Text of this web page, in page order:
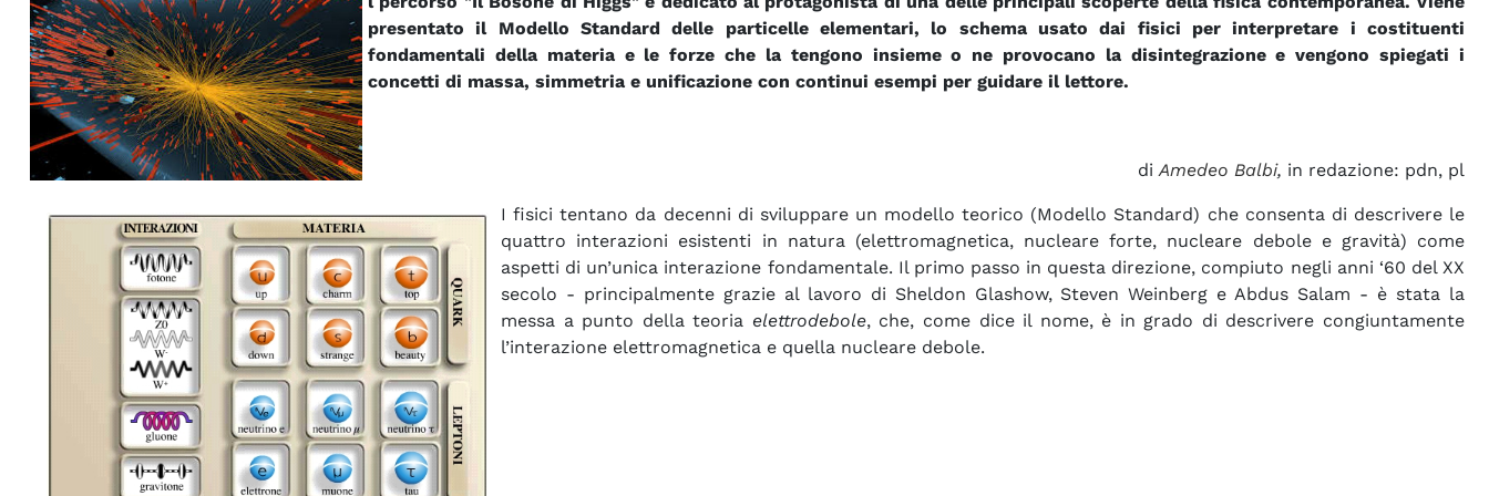
presentato il Modello Standard delle particelle elementari, lo schema usato dai fisici per interpretare i costituenti
fondamentali della materia e le forze che la tengono insieme o ne provocano la disintegrazione e vengono spiegati i
concetti di massa, simmetria e unificazione con continui esempi per guidare il lettore.
diAmedeo Balbi, in redazione: pdn, pl
I fisici tentano da decenni di sviluppare un modello teorico (Modello Standard) che consenta di descrivere le
quattro interazioni esistenti in natura (elettromagnetica, nucleare forte, nucleare debole e gravità) come
aspetti di un’unica interazione fondamentale. Il primo passo in questa direzione, compiuto negli anni ‘60 del XX
secolo - principalmente grazie al lavoro di Sheldon Glashow, Steven Weinberg e Abdus Salam - è stata la
messa a punto della teoria elettrodebole, che, come dice il nome, è in grado di descrivere congiuntamente
l’interazione elettromagnetica e quella nucleare debole.